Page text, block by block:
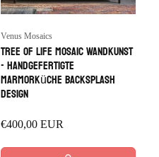
Anbieter:
Venus Mosaics
Tree of Life Mosaic Wandkunst
- handgefertigte
Marmorküche Backsplash
Design
Regulärer
€400,00 EUR